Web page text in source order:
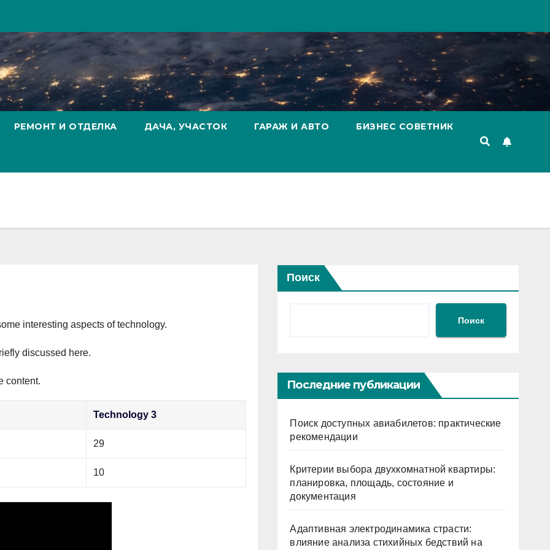
РЕМОНТ И ОТДЕЛКА ДАЧА, УЧАСТОК ГАРАЖ И АВТО БИЗНЕС СОВЕТНИК
interesting aspects of technology.
discussed here.
content.
Technology 3
29
10
Поиск
Поиск
Последние публикации
Поиск доступных авиабилетов: практические
рекомендации
Критерии выбора двухкомнатной квартиры:
планировка, площадь, состояние и
документация
Адаптивная электродинамика страсти:
влияние анализа стихийных бедствий на